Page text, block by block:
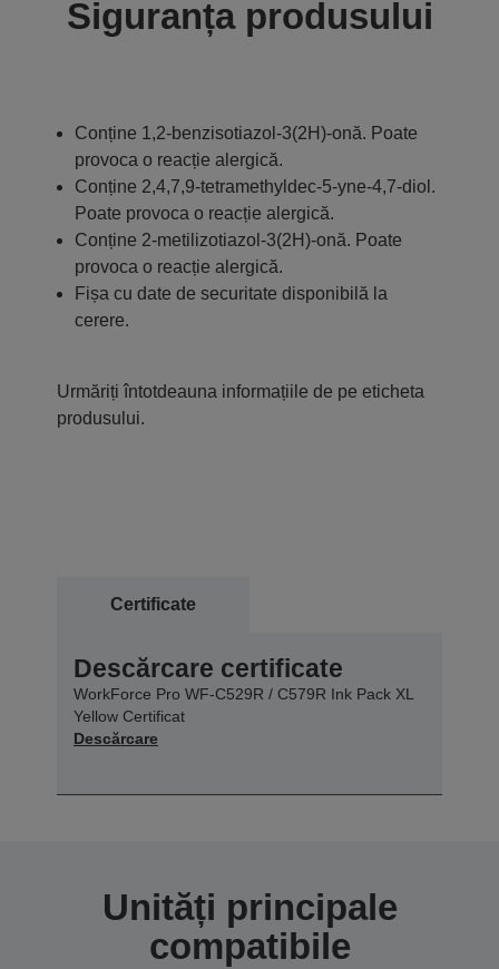
Siguranța produsului
Conține 1,2-benzisotiazol-3(2H)-onă. Poate
provoca o reacție alergică.
Conține 2,4,7,9-tetramethyldec-5-yne-4,7-diol.
Poate provoca o reacție alergică.
Conține 2-metilizotiazol-3(2H)-onă. Poate
provoca o reacție alergică.
Fișa cu date de securitate disponibilă la
cerere.
Urmăriți întotdeauna informațiile de pe eticheta
produsului.
Certificate
Descărcare certificate
WorkForce Pro WF-C529R / C579R Ink Pack XL
Yellow Certificat
Descărcare
Unități principale
compatibile